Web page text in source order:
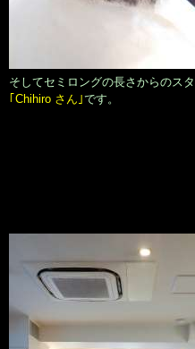
そしてセミロングの長さからのス
｢Chihiro さん｣です。